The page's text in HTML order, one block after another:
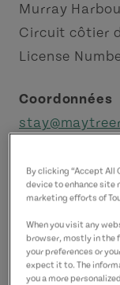
Murray
Circuit côtier
License
Coordonnées
By clicking “Accept All
device to enhance site
marketing efforts of
When you visit any
browser, mostly in the
your preferences or
expect it to. The
you a more